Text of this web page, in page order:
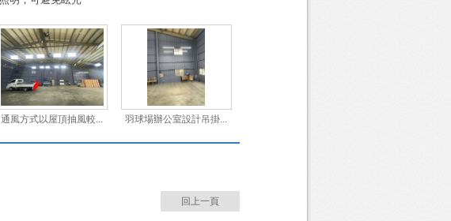
通風方式以屋頂抽風較... 羽球場辦公室設計吊掛...
回上一頁